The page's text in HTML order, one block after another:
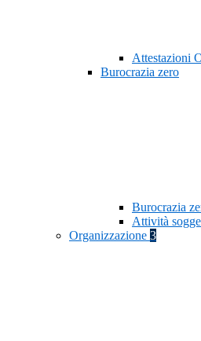
Attestazioni
Burocrazia zero
Burocrazia
Attività
Organizzazione 3